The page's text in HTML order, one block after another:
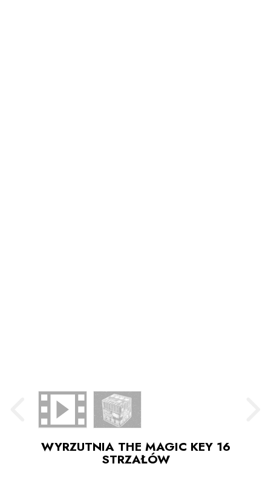
WYRZUTNIA THE MAGIC KEY 16
STRZAŁÓW